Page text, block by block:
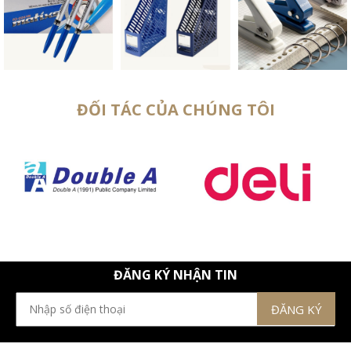
ĐỐI TÁC CỦA CHÚNG TÔI
ĐĂNG KÝ NHẬN TIN